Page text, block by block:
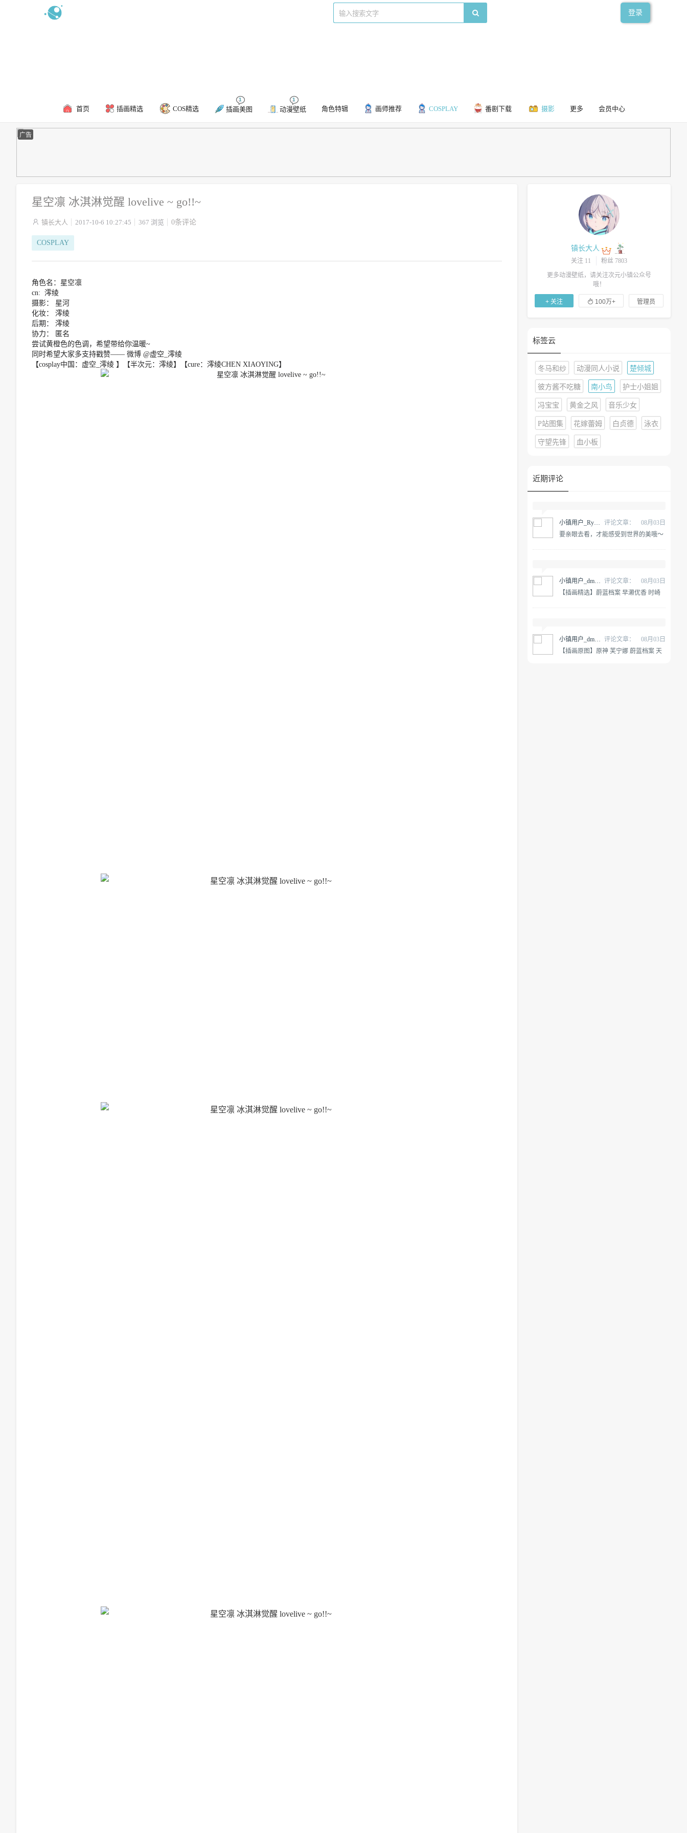
登录
首页 插画精选 COS精选
1
插画美图
1
动漫壁纸 角色特辑 画师推荐 COSPLAY 番剧下载 摄影 更多 会员中心
广告
星空凛 冰淇淋觉醒 lovelive ~ go!!~
 镇长大人 2017-10-6 10:27:45 367 浏览 0条评论
COSPLAY
角色名：星空凛
cn: 澪绫
摄影： 星河
化妆： 澪绫
后期： 澪绫
协力： 匿名
尝试黄橙色的色调，希望带给你温暖~
同时希望大家多支持戳赞—— 微博 @虚空_澪绫
【cosplay中国：虚空_澪绫 】【半次元：澪绫】【cure：澪绫CHEN XIAOYING】
镇长大人
关注 11
粉丝 7803
更多动漫壁纸，请关注次元小镇公众号
哦！
+ 关注  100万+ 管理员
标签云
冬马和纱 动漫同人小说 楚倾城
彼方酱不吃糖 南小鸟 护士小姐姐
冯宝宝 黄金之风 音乐少女
P站图集 花嫁蕾姆 白贞德 泳衣
守望先锋 血小板
近期评论
小镇用户_RywnGP 评论文章：
08月03日
要亲眼去看，才能感受到世界的美哦～
小镇用户_dmALDY 评论文章：
08月03日
【插画精选】蔚蓝档案 早濑优香 时崎
小镇用户_dmALDY 评论文章：
08月03日
【插画原图】原神 芙宁娜 蔚蓝档案 天